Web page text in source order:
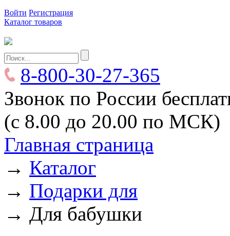
Войти Регистрация
Каталог товаров
8-800-30-27-365
Звонок по России
(с 8.00 до 20.00 по МСК)
Главная страница
→ Каталог
→ Подарки для
→ Для бабушки